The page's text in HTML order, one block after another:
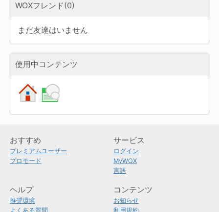
WOXフレンド(0)
まだ友達はいません
使用中コンテンツ
おすすめ
プレミアムユーザー
プロモード
サービス
ログイン
MyWOX
言語
ヘルプ
推奨環境
よくある質問
コンテンツ
お知らせ
利用規約